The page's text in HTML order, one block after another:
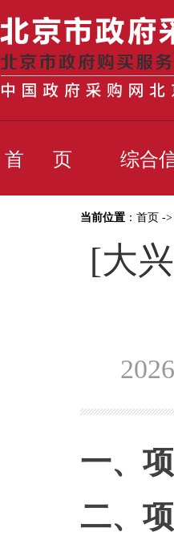
首 页 综合
当前位置 ： 首页 ->
[大
一、
二、